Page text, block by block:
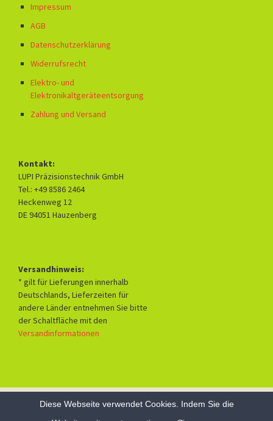
Impressum
AGB
Datenschutzerklärung
Widerrufsrecht
Elektro- und
Elektronikaltgeräteentsorgung
Zahlung und Versand
Kontakt:
LUPI Präzisionstechnik GmbH
Tel.: +49 8586 2464
Heckenweg 12
DE 94051 Hauzenberg
Versandhinweis:
* gilt für Lieferungen innerhalb
Deutschlands, Lieferzeiten für
andere Länder entnehmen Sie bitte
der Schaltfläche mit den
Versandinformationen
Diese Webseite verwendet Cookies. Indem Sie die